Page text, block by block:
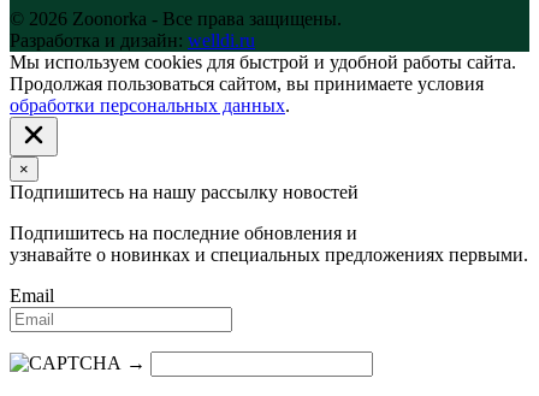
© 2026 Zoonorka - Все права защищены.
Разработка и дизайн: welldi.ru
Мы используем cookies для быстрой и удобной работы сайта.
Продолжая пользоваться сайтом, вы принимаете условия
обработки персональных данных.
×
Подпишитесь на нашу рассылку новостей
Подпишитесь на последние обновления и
узнавайте о новинках и специальных предложениях первыми.
Email
→